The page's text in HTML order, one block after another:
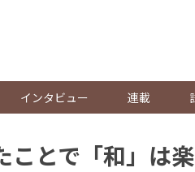
インタビュー 連載
ことで「和」は